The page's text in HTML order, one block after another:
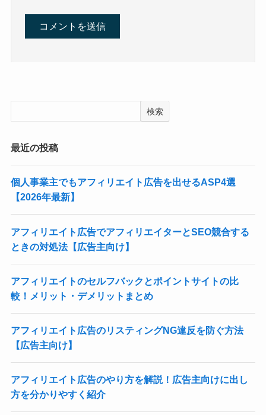
検索
最近の投稿
個人事業主でもアフィリエイト広告を出せるASP4選
【2026年最新】
アフィリエイト広告でアフィリエイターとSEO競合する
ときの対処法【広告主向け】
アフィリエイトのセルフバックとポイントサイトの比
較！メリット・デメリットまとめ
アフィリエイト広告のリスティングNG違反を防ぐ方法
【広告主向け】
アフィリエイト広告のやり方を解説！広告主向けに出し
方を分かりやすく紹介